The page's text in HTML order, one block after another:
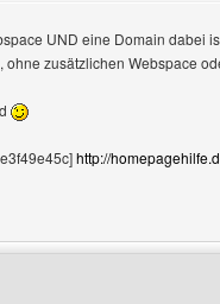
UND eine Domain dabei
zusätzlichen Webspace
http://